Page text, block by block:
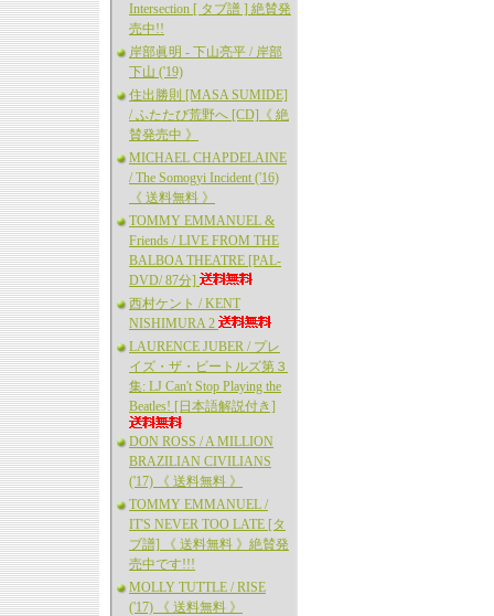
Intersection [ タブ譜 ] 絶賛発
売中!!
岸部眞明 - 下山亮平 / 岸部
下山 ('19)
住出勝則 [MASA SUMIDE]
/ ふたたび荒野へ [CD]《 絶
賛発売中 》
MICHAEL CHAPDELAINE
/ The Somogyi Incident ('16)
《 送料無料 》
TOMMY EMMANUEL &
Friends / LIVE FROM THE
BALBOA THEATRE [PAL-
DVD/ 87分]
西村ケント / KENT
NISHIMURA 2
LAURENCE JUBER / プレ
イズ・ザ・ビートルズ第３
集: LJ Can't Stop Playing the
Beatles! [日本語解説付き]
DON ROSS / A MILLION
BRAZILIAN CIVILIANS
('17) 《 送料無料 》
TOMMY EMMANUEL /
IT'S NEVER TOO LATE [タ
ブ譜] 《 送料無料 》絶賛発
売中です!!!
MOLLY TUTTLE / RISE
('17) 《 送料無料 》